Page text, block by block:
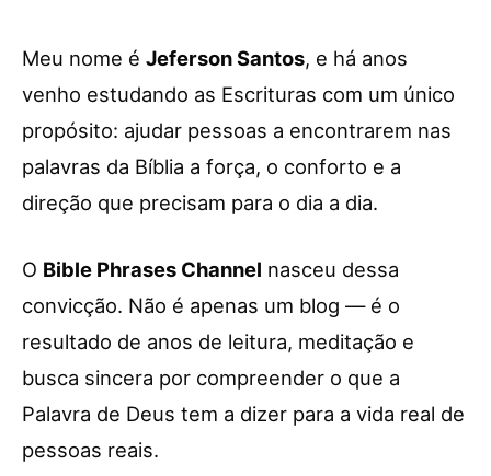
Meu nome é Jeferson Santos, e há anos
venho estudando as Escrituras com um único
propósito: ajudar pessoas a encontrarem nas
palavras da Bíblia a força, o conforto e a
direção que precisam para o dia a dia.
O Bible Phrases Channel nasceu dessa
convicção. Não é apenas um blog — é o
resultado de anos de leitura, meditação e
busca sincera por compreender o que a
Palavra de Deus tem a dizer para a vida real de
pessoas reais.